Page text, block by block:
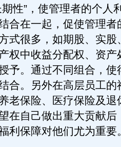
性”，使管理者的个人
合在一起，促使管理者
式很多，如期股、实股
权中收益分配权、资产
予。通过不同组合，使
合。另外在高层员工的
老保险、医疗保险及退
在自己做出重大贡献后
利保障对他们尤为重要